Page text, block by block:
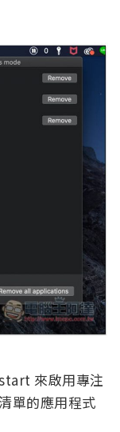
來啟用專注
單的應用程式